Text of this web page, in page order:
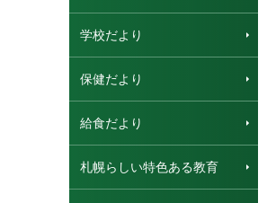
学校だより
保健だより
給食だより
札幌らしい特色ある教育